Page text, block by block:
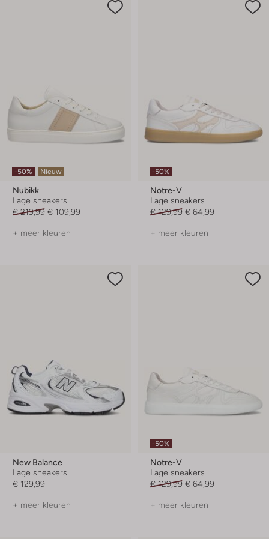
-50% Nieuw
Nubikk
Lage sneakers
€ 219,99 € 109,99
+ meer kleuren
-50%
Notre-V
Lage sneakers
€ 129,99 € 64,99
+ meer kleuren
New Balance
Lage sneakers
€ 129,99
+ meer kleuren
-50%
Notre-V
Lage sneakers
€ 129,99 € 64,99
+ meer kleuren